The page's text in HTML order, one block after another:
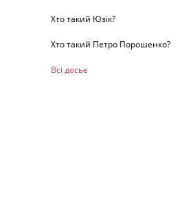
Хто такий Юзік?
Хто такий Петро Порошенко?
Всі досьє